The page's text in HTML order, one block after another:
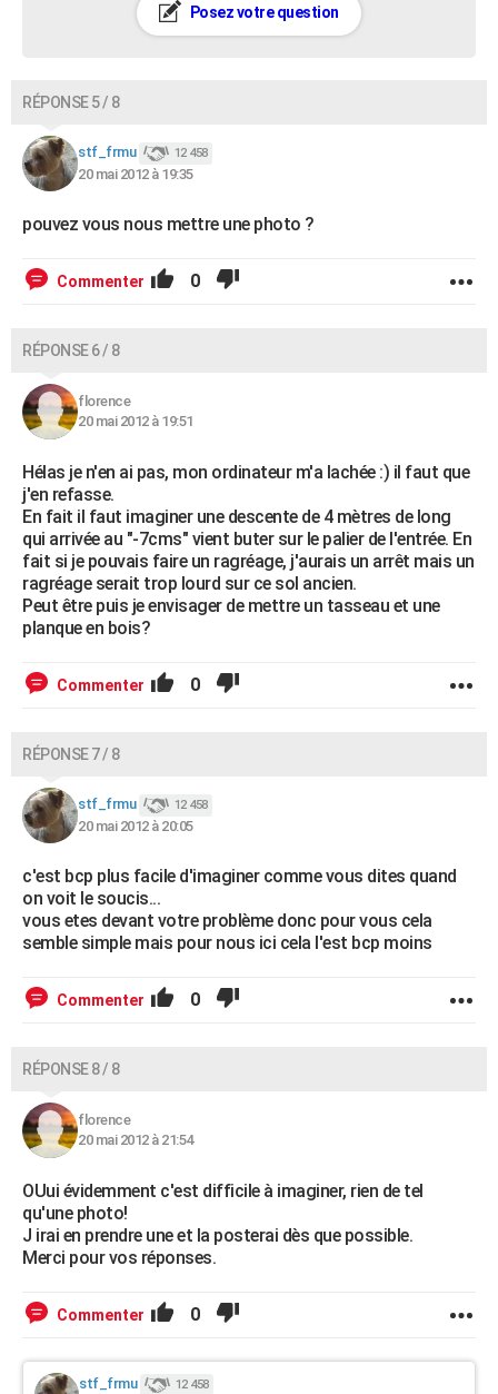
Posez votre question
RÉPONSE 5 / 8
stf_frmu 12 458
20 mai 2012 à 19:35
pouvez vous nous mettre une photo ?
Commenter 0
RÉPONSE 6 / 8
florence
20 mai 2012 à 19:51
Hélas je n'en ai pas, mon ordinateur m'a lachée :) il faut que
j'en refasse.
En fait il faut imaginer une descente de 4 mètres de long
qui arrivée au "-7cms" vient buter sur le palier de l'entrée. En
fait si je pouvais faire un ragréage, j'aurais un arrêt mais un
ragréage serait trop lourd sur ce sol ancien.
Peut être puis je envisager de mettre un tasseau et une
planque en bois?
Commenter 0
RÉPONSE 7 / 8
stf_frmu 12 458
20 mai 2012 à 20:05
c'est bcp plus facile d'imaginer comme vous dites quand
on voit le soucis...
vous etes devant votre problème donc pour vous cela
semble simple mais pour nous ici cela l'est bcp moins
Commenter 0
RÉPONSE 8 / 8
florence
20 mai 2012 à 21:54
OUui évidemment c'est difficile à imaginer, rien de tel
qu'une photo!
J irai en prendre une et la posterai dès que possible.
Merci pour vos réponses.
Commenter 0
stf_frmu 12 458